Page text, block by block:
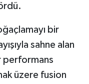
bir
sahne alan
performans
üzere fusion